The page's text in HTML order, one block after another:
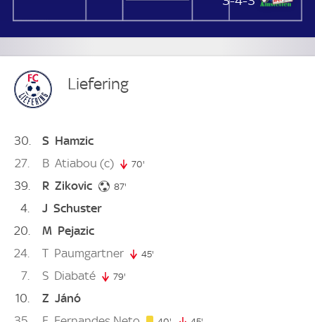
Liefering
30 S Hamzic
27
B Atiabou (c) 70'
39 R Zikovic 87'
4 J Schuster
20
M Pejazic
24
T Paumgartner 45'
7 S Diabaté 79'
10 Z Jánó